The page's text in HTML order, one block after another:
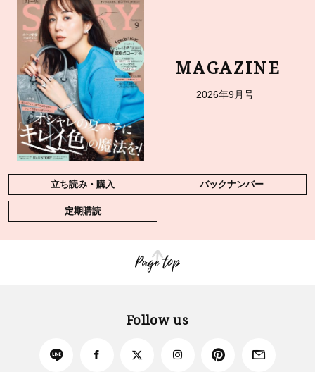
MAGAZINE
2026年9月号
立ち読み・購入 バックナンバー
定期購読
Page top
Follow us